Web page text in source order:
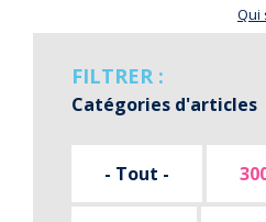
Qui
FILTRER :
Catégories d'articles
- Tout -